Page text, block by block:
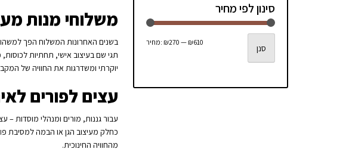
סינון לפי מחיר
מחיר
מחיר
סנן
מחיר:₪270—₪610
משלוחי מנות
בשנים האחרונות המשלוח הפך למשהו
תגי שם בעיצוב אישי, תחתיות
יוקרתי ומשדרגות את החוויה של
עצים לפורים
עבור גננות, מורים ומנהלי מוסדות –
כחלק מעיצוב הגן או הבמה למסיבת
מהחוויה החינוכית.